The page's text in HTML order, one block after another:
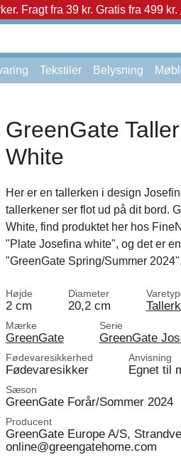
Fragt fra 39 kr. Gratis fra 499 kr.
Tekstiler Belysning
GreenGate
White
Her er en tallerken i design
tallerkener ser flot ud på dit bord.
White, find produktet her hos
"Plate Josefina white", og det er
"GreenGate Spring/Summer 2024".
Højde
2 cm
Diameter
20,2 cm
Mærke
GreenGate
Serie
GreenGate
Fødevaresikkerhed
Fødevaresikker
Anvisning
Egnet til
Sæson
GreenGate Forår/Sommer 2024
Producent
GreenGate Europe A/S,
online@greengatehome.com